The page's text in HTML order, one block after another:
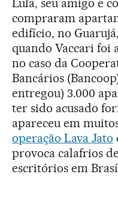
Lula, seu amigo e
compraram
edifício, no
quando Vaccari foi
no caso da
Bancários
entregou) 3.000
ter sido acusado
apareceu em
operação Lava Jato
provoca calafrios
escritórios em